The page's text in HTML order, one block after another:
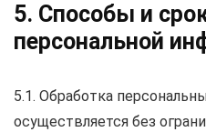
5. Способы и
персональной
5.1. Обработка
осуществляется без